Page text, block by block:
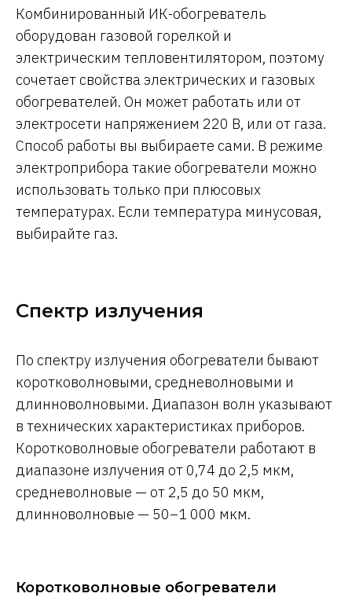
Комбинированный ИК-обогреватель
оборудован газовой горелкой и
электрическим тепловентилятором, поэтому
сочетает свойства электрических и газовых
обогревателей. Он может работать или от
электросети напряжением 220 В, или от газа.
Способ работы вы выбираете сами. В режиме
электроприбора такие обогреватели можно
использовать только при плюсовых
температурах. Если температура минусовая,
выбирайте газ.
Спектр излучения
По спектру излучения обогреватели бывают
коротковолновыми, средневолновыми и
длинноволновыми. Диапазон волн указывают
в технических характеристиках приборов.
Коротковолновые обогреватели работают в
диапазоне излучения от 0,74 до 2,5 мкм,
средневолновые — от 2,5 до 50 мкм,
длинноволновые — 50–1 000 мкм.
Коротковолновые обогреватели